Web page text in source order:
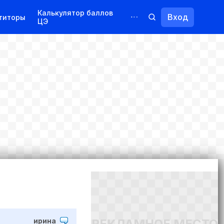
Калькулятор баллов
ЦЭ
Вход
ирина